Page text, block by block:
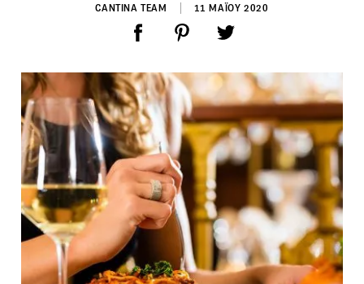
CANTINA TEAM 11 ΜΑΪΟΥ 2020